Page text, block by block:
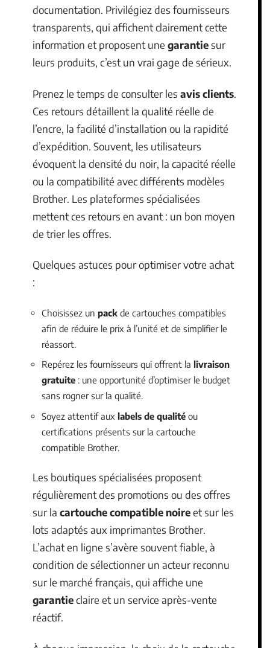
documentation. Privilégiez des fournisseurs
transparents, qui affichent clairement cette
information et proposent une garantiesur
leurs produits, c’est un vrai gage de sérieux.
Prenez le temps de consulter les avis clients.
Ces retours détaillent la qualité réelle de
l’encre, la facilité d’installation ou la rapidité
d’expédition. Souvent, les utilisateurs
évoquent la densité du noir, la capacité réelle
ou la compatibilité avec différents modèles
Brother. Les plateformes spécialisées
mettent ces retours en avant : un bon moyen
de trier les offres.
Quelques astuces pour optimiser votre achat
:
Choisissez un pack de cartouches compatibles
afin de réduire le prix à l’unité et de simplifier le
réassort.
Repérez les fournisseurs qui offrent la livraison
gratuite : une opportunité d’optimiser le budget
sans rogner sur la qualité.
Soyez attentif aux labels de qualité ou
certifications présents sur la cartouche
compatible Brother.
Les boutiques spécialisées proposent
régulièrement des promotions ou des offres
sur la cartouche compatible noireet sur les
lots adaptés aux imprimantes Brother.
L’achat en ligne s’avère souvent fiable, à
condition de sélectionner un acteur reconnu
sur le marché français, qui affiche une
garantieclaire et un service après-vente
réactif.